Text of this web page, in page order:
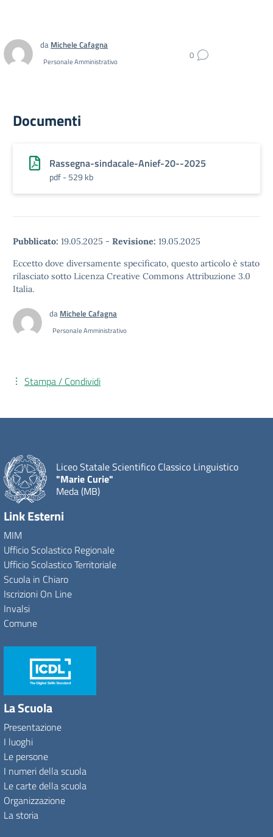
da Michele Cafagna
Personale Amministrativo
0
Documenti
Rassegna-sindacale-Anief-20--2025
pdf - 529 kb
Pubblicato: 19.05.2025 - Revisione: 19.05.2025
Eccetto dove diversamente specificato, questo articolo è stato
rilasciato sotto Licenza Creative Commons Attribuzione 3.0
Italia.
da Michele Cafagna
Personale Amministrativo
Stampa / Condividi
Liceo Statale Scientifico Classico Linguistico
"Marie Curie"
Meda (MB)
Link Esterni
MIM
Ufficio Scolastico Regionale
Ufficio Scolastico Territoriale
Scuola in Chiaro
Iscrizioni On Line
Invalsi
Comune
La Scuola
Presentazione
I luoghi
Le persone
I numeri della scuola
Le carte della scuola
Organizzazione
La storia